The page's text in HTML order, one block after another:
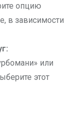
опцию
в зависимости
или
этот